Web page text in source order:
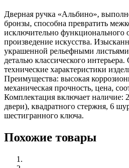
Дверная ручка «Альбино»,
бронзы, способна превратить
исключительно функционального
произведение искусства.
украшенной рельефными
деталью классического
технические характеристики
Преимущества: высокая
механическая прочность, цена,
Комплектация включает наличие:
двери), квадратного стержня, 6
шестигранного ключа.
Похожие товары